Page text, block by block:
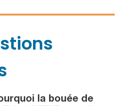
la bouée de